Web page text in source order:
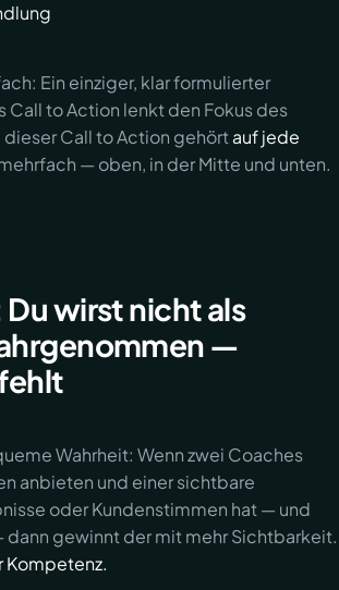
Ein einziger, klar formulierter
Call to Action lenkt den Fokus des
dieser Call to Action gehörtauf jede
— oben, in der Mitte und unten.
wirst nicht als
—
Wahrheit: Wenn zwei Coaches
anbieten und einer sichtbare
oder Kundenstimmen hat — und
gewinnt der mit mehr Sichtbarkeit.
Kompetenz.